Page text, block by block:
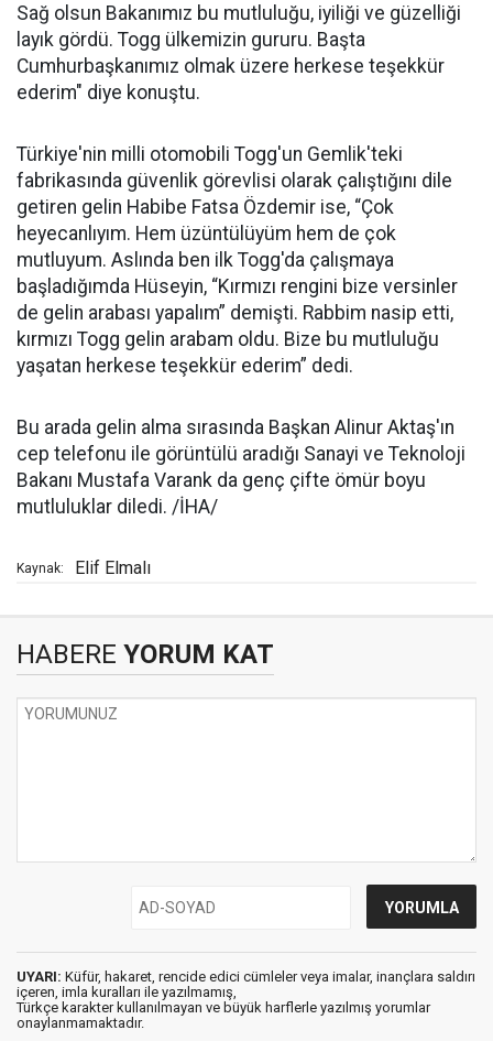
Sağ olsun Bakanımız bu mutluluğu, iyiliği ve güzelliği
layık gördü. Togg ülkemizin gururu. Başta
Cumhurbaşkanımız olmak üzere herkese teşekkür
ederim" diye konuştu.
Türkiye'nin milli otomobili Togg'un Gemlik'teki
fabrikasında güvenlik görevlisi olarak çalıştığını dile
getiren gelin Habibe Fatsa Özdemir ise, “Çok
heyecanlıyım. Hem üzüntülüyüm hem de çok
mutluyum. Aslında ben ilk Togg'da çalışmaya
başladığımda Hüseyin, “Kırmızı rengini bize versinler
de gelin arabası yapalım” demişti. Rabbim nasip etti,
kırmızı Togg gelin arabam oldu. Bize bu mutluluğu
yaşatan herkese teşekkür ederim” dedi.
Bu arada gelin alma sırasında Başkan Alinur Aktaş'ın
cep telefonu ile görüntülü aradığı Sanayi ve Teknoloji
Bakanı Mustafa Varank da genç çifte ömür boyu
mutluluklar diledi. /İHA/
Kaynak: Elif Elmalı
HABERE YORUM KAT
UYARI: Küfür, hakaret, rencide edici cümleler veya imalar, inançlara saldırı
içeren, imla kuralları ile yazılmamış,
Türkçe karakter kullanılmayan ve büyük harflerle yazılmış yorumlar
onaylanmamaktadır.